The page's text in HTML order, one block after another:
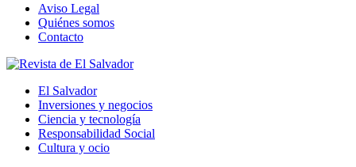
Aviso Legal
Quiénes somos
Contacto
El Salvador
Inversiones y negocios
Ciencia y tecnología
Responsabilidad Social
Cultura y ocio